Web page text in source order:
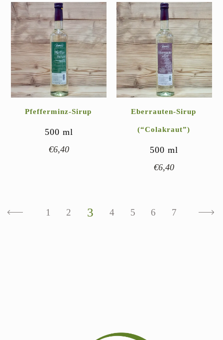
Pfefferminz-Sirup
500 ml
€6,40
Eberrauten-Sirup
(“Colakraut”)
500ml
€6,40
1 2 3 4 5 6 7